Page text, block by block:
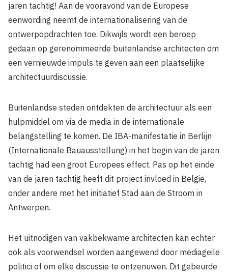
jaren tachtig! Aan de vooravond van de Europese
eenwording neemt de internationalisering van de
ontwerpopdrachten toe. Dikwijls wordt een beroep
gedaan op gerenommeerde buitenlandse architecten om
een vernieuwde impuls te geven aan een plaatselijke
architectuurdiscussie.
Buitenlandse steden ontdekten de architectuur als een
hulpmiddel om via de media in de internationale
belangstelling te komen. De IBA-manifestatie in Berlijn
(Internationale Bauausstellung) in het begin van de jaren
tachtig had een groot Europees effect. Pas op het einde
van de jaren tachtig heeft dit project invloed in België,
onder andere met het initiatief Stad aan de Stroom in
Antwerpen.
Het uitnodigen van vakbekwame architecten kan echter
ook als voorwendsel worden aangewend door mediageile
politici of om elke discussie te ontzenuwen. Dit gebeurde